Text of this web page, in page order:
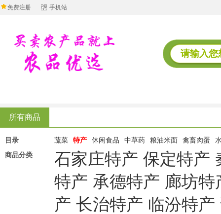
免费注册 手机站
所有商品
目录 蔬菜 特产 休闲食品 中草药 粮油米面 禽畜肉蛋
商品分类
石家庄特产 保定特产
特产 承德特产 廊坊特
产 长治特产 临汾特产